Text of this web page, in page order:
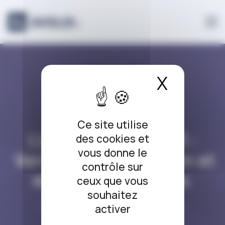
Panneau de gestion des cookies
Ce site utilise
des cookies et
vous donne le
contrôle sur
ceux que vous
souhaitez
activer
X
L’ARRÊT DU JOUR
L’arrêt du jour #413 :
Vente rapide d’un bien et
exonération fiscale.
22/08/2025 | Un commentaire